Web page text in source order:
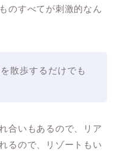
のすべてが刺激的なん
散歩するだけでも
合いもあるので、リア
るので、リゾートもい